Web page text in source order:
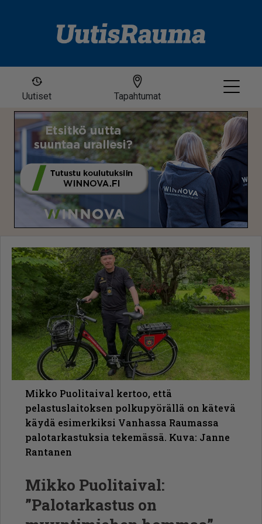
Uutiset Tapahtumat
Mikko Puolitaival kertoo, että
pelastuslaitoksen polkupyörällä on kätevä
käydä esimerkiksi Vanhassa Raumassa
palotarkastuksia tekemässä. Kuva: Janne
Rantanen
Mikko Puolitaival:
”Palotarkastus on